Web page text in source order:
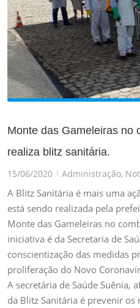
Monte das Gameleiras no
realiza blitz sanitária.
15/06/2020 | Administração,
A Blitz Sanitária é mais uma
está sendo realizada pela
Monte das Gameleiras no
iniciativa é da Secretaria de
conscientização das medidas
proliferação do Novo
A secretária de Saúde Suênia,
da Blitz Sanitária é prevenir os